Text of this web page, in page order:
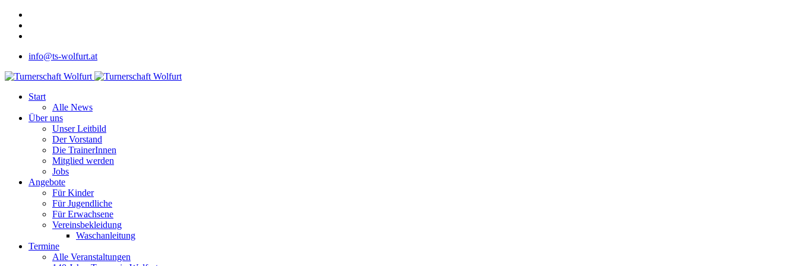
info@ts-wolfurt.at
Start
Alle News
Über uns
Unser Leitbild
Der Vorstand
Die TrainerInnen
Mitglied werden
Jobs
Angebote
Für Kinder
Für Jugendliche
Für Erwachsene
Vereinsbekleidung
Waschanleitung
Termine
Alle Veranstaltungen